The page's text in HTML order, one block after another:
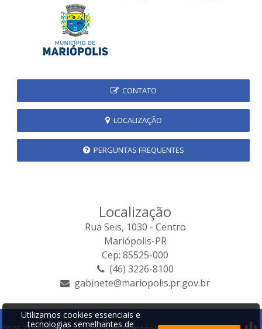
CONTATO
LOCALIZAÇÃO
PERGUNTAS FREQUENTES
Localização
Rua Seis, 1030 - Centro
Mariópolis-PR
Cep: 85525-000
(46) 3226-8100
gabinete@mariopolis.pr.gov.br
Utilizamos cookies essenciais e
tecnologias semelhantes de